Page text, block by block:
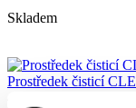
Skladem
Prostředek čisticí